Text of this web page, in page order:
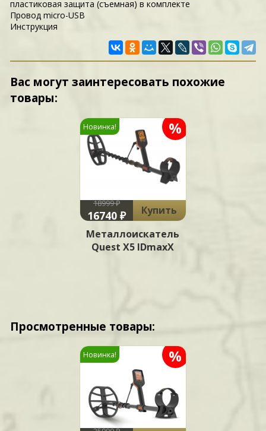
пластиковая защита (съемная) в комплекте
Провод micro-USB
Инструкция
Вас могут заинтересовать похожие
товары:
%
Новинка!
18999 ₽
16740 ₽
Купить
Металлоискатель
Quest X5 IDmaxX
Просмотренные товары:
%
Новинка!